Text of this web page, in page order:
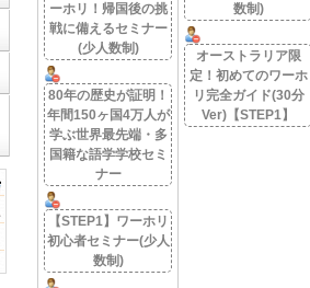
ーホリ！帰国後の挑
戦に備えるセミナー
(少人数制)
80年の歴史が証明！
年間150ヶ国4万人が
学ぶ世界最先端・多
国籍な語学学校セミ
ナー
【STEP1】ワーホリ
初心者セミナー(少人
数制)
数制)
オーストラリア限
定！初めてのワーホ
リ完全ガイド(30分
Ver)【STEP1】